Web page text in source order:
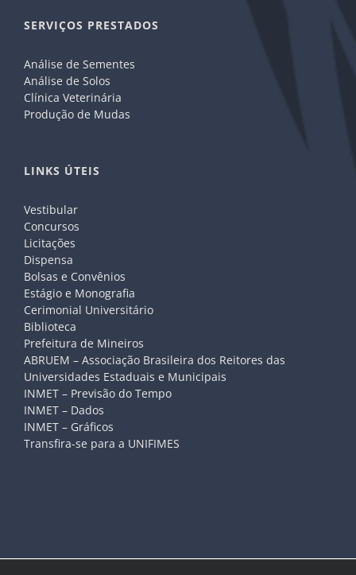
SERVIÇOS PRESTADOS
Análise de Sementes
Análise de Solos
Clínica Veterinária
Produção de Mudas
LINKS ÚTEIS
Vestibular
Concursos
Licitações
Dispensa
Bolsas e Convênios
Estágio e Monografia
Cerimonial Universitário
Biblioteca
Prefeitura de Mineiros
ABRUEM – Associação Brasileira dos Reitores das
Universidades Estaduais e Municipais
INMET – Previsão do Tempo
INMET – Dados
INMET – Gráficos
Transfira-se para a UNIFIMES